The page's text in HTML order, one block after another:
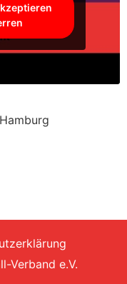
Verband e.V.